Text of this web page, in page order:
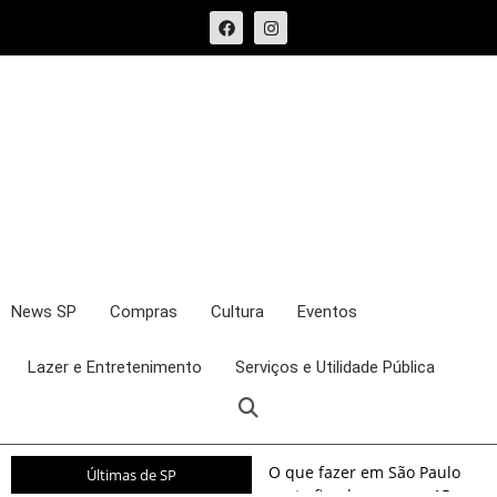
News SP Compras Cultura Eventos
Lazer e Entretenimento Serviços e Utilidade Pública
Últimas de SP
O que fazer em São Paulo